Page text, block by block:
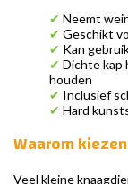
✔ Neemt
✔ Geschikt
✔ Kan
✔ Dichte kap
houden
✔ Inclusief
✔ Hard
Waarom
Veel kleine